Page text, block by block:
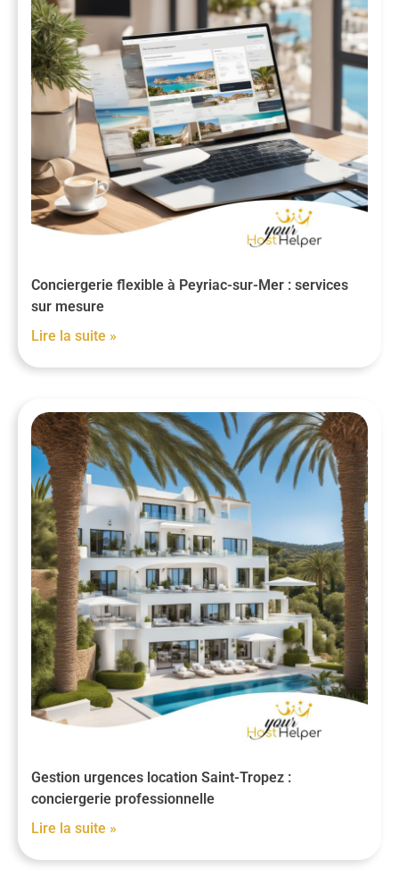
Conciergerie flexible à Peyriac-sur-Mer : services
sur mesure
Lire la suite »
Gestion urgences location Saint-Tropez :
conciergerie professionnelle
Lire la suite »